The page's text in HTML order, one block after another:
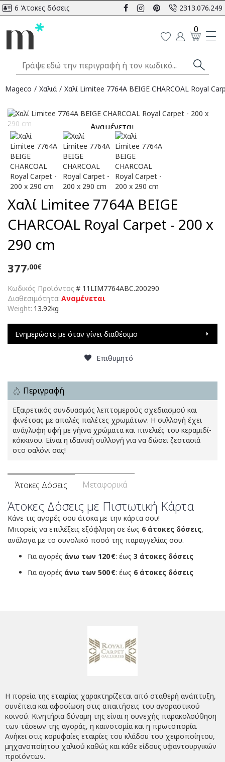
6 Άτοκες δόσεις 2313.076.249
0
Mageco Χαλιά Χαλί Limitee 7764A BEIGE CHARCOAL Royal
Αναμένεται
Χαλί Limitee 7764A BEIGE
CHARCOAL Royal Carpet - 200 x
290 cm
Κωδικός Προϊόντος # 11LIM7764ABC.200290
Διαθεσιμότητα: Αναμένεται
Weight: 13.92kg
377,00€
Ενημερώστε με όταν γίνει διαθέσιμο
Επιθυμητό
Περιγραφή
Εξαιρετικός συνδυασμός λεπτομερούς σχεδιασμού και
φινέτσας με απαλές παλέτες χρωμάτων. Η συλλογή έχει
ανάγλυφη υφή με γήινα χρώματα και πινελιές του κεραμιδί-
κόκκινου. Είναι η ιδανική συλλογή για να δώσει ζεστασιά
στο σαλόνι σας!
Άτοκες Δόσεις Μεταφορικά
Άτοκες Δόσεις με Πιστωτική Κάρτα
Κάνε τις αγορές σου άτοκα με την κάρτα σου!
Μπορείς να επιλέξεις εξόφληση σε έως 6 άτοκες δόσεις,
ανάλογα με το συνολικό ποσό της παραγγελίας σου.
Για αγορές άνω των 120 €: έως 3 άτοκες δόσεις
Για αγορές άνω των 500 €: έως 6 άτοκες δόσεις
Η πορεία της εταιρίας χαρακτηρίζεται από σταθερή ανάπτυξη,
συνέπεια και αφοσίωση στις απαιτήσεις του αγοραστικού
κοινού. Κινητήρια δύναμη της είναι η συνεχής παρακολούθηση
των τάσεων της αγοράς, η καινοτομία και η πρωτοπορία.
Ανήκει στις κορυφαίες εταιρίες του κλάδου του χειροποίητου,
μηχανοποίητου χαλιού καθώς και κάθε είδους υφαντουργικών
προϊόντων.